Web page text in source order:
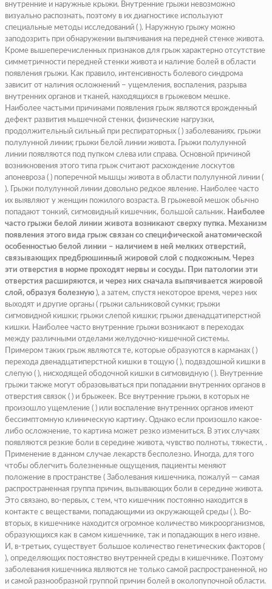
внутренние и наружные крыжи. Внутренние грыжи невозможно
визуально распознать, поэтому в их диагностике используют
специальные методы исследований ( ). Наружную грыжу можно
заподозрить при обнаружении выпячивания на передней стенке живота.
Кроме вышеперечисленных признаков для грыж характерно отсутствие
симметричности передней стенки живота и наличие болей в области
появления грыжи. Как правило, интенсивность болевого синдрома
зависит от наличия осложнений – ущемления, воспаления, разрыва
внутренних органов и тканей, находящихся в грыжевом мешке.
Наиболее частыми причинами появления грыж являются врожденный
дефект развития мышечной стенки, физические нагрузки,
продолжительный сильный при респираторных ( ) заболеваниях. грыжи
полулунной линии; грыжи белой линии живота. Грыжи полулунной
линии появляются под пупком слева или справа. Основной причиной
возникновения этого типа грыж считают расхождение лоскутов
апоневроза ( ) поперечной мышцы живота в области полулунной линии (
). Грыжи полулунной линии довольно редкое явление. Наиболее часто
их выявляют у женщин пожилого возраста. В грыжевой мешок обычно
попадают тонкий, сигмовидный кишечник, большой сальник. Наиболее
часто грыжи белой линии живота возникают сверху пупка. Механизм
появления этого вида грыж связан со специфической анатомической
особенностью белой линии – наличием в ней мелких отверстий,
связывающих предбрюшинный жировой слой с подкожным. Через
эти отверстия в норме проходят нервы и сосуды. При патологии эти
отверстия расширяются, и через них сначала выпячивается жировой
слой, образуя болезную ), а затем, спустя некоторое время, через них
выходят и другие органы ( грыжи сальниковой сумки; грыжи
сигмовидной кишки; грыжи слепой кишки; грыжи двенадцатиперстной
кишки. Наиболее часто внутренние грыжи возникают в переходах
между различными отделами желудочно-кишечной системы.
Примером таких грыж являются те, которые образуются в карманах ( )
перехода двенадцатиперстной кишки в тощую ( ), подвздошной кишки в
слепую ( ), нисходящей ободочной кишки в сигмовидную ( ). Внутренние
грыжи также могут образовываться при попадании внутренних органов в
отверстия связок ( ) и брыжеек. Все внутренние грыжи, в которых не
произошло ущемление ( ) или воспаление внутренних органов имеют
бессимптомную клиническую картину. Однако если произошло какое-
либо осложнение, то картина может резко измениться. В этих случаях
появляются резкие боли в середине живота, чувство полноты, тяжести, .
Применение в данном случае лекарств бесполезно. Иногда, для того
чтобы облегчить болезненные ощущения, пациенты меняют
положение в пространстве ( Заболевания кишечника, пожалуй — самая
распространенная группа причин, вызывающих боли в середине живота.
Это связано, во-первых, с тем, что кишечник постоянно находится в
контакте с веществами, попадающими из окружающей среды ( ). Во-
вторых, в кишечнике находится огромное количество микроорганизмов,
образующихся как в самом кишечнике, так и попадающих в него извне.
И, в-третьих, существует большое количество генетических факторов (
), определяющих постоянство внутренней среды в кишечнике. Поэтому
заболевания кишечника являются не только самой распространенной, но
и самой разнообразной группой причин болей в околопупочной области.